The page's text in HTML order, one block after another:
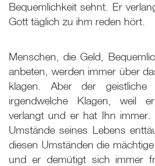
Bequemlichkeit sehnt. Er
Gott täglich zu ihm reden hört.
Menschen, die Geld,
anbeten, werden immer über
klagen. Aber der
irgendwelche Klagen, weil
verlangt und er hat Ihn
Umstände seines Lebens
diesen Umständen die
und er demütigt sich immer